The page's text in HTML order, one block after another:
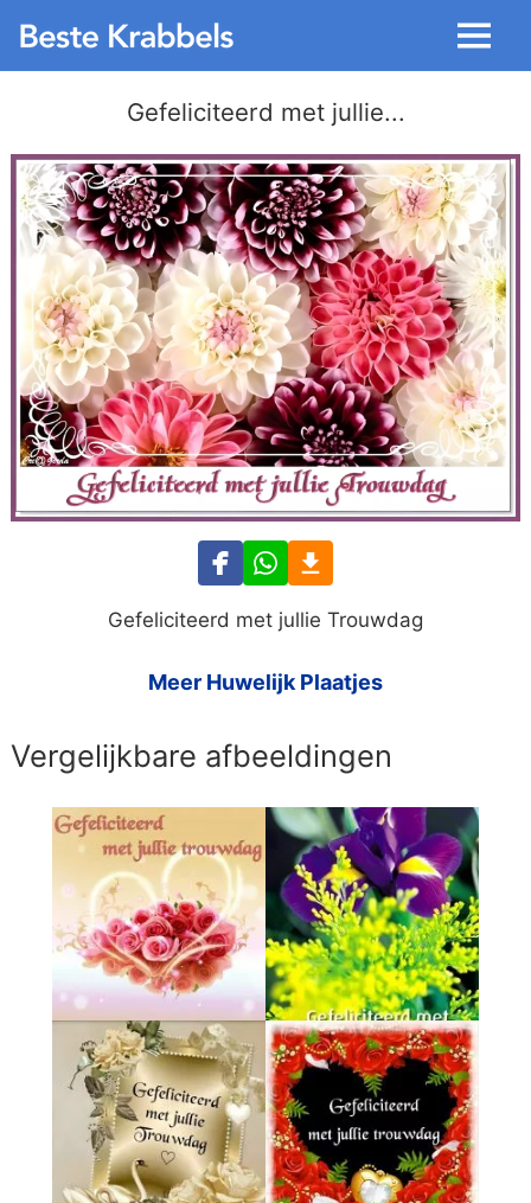
Menu
Gefeliciteerd met jullie...
Gefeliciteerd met jullie Trouwdag
Meer Huwelijk Plaatjes
Vergelijkbare afbeeldingen